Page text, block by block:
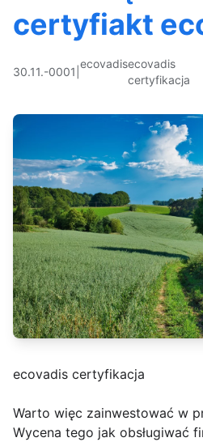
certyfiakt
30.11.-0001
ecovadisecovadis
certyfikacja
ecovadis certyfikacja
Warto więc zainwestować w
Wycena tego jak obsługiwać